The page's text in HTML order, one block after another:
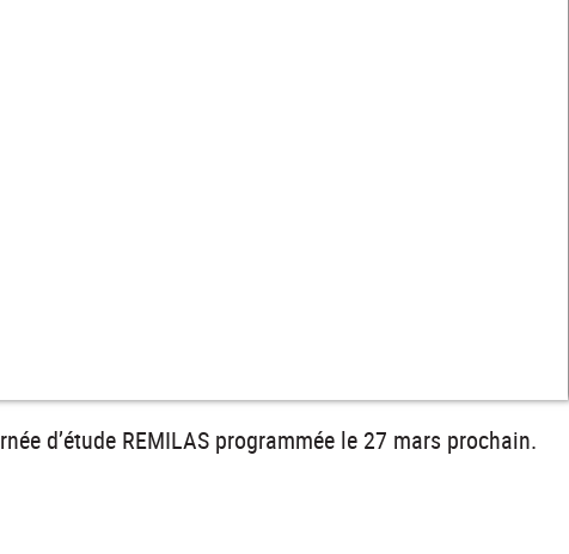
d’étude REMILAS programmée le 27 mars prochain.